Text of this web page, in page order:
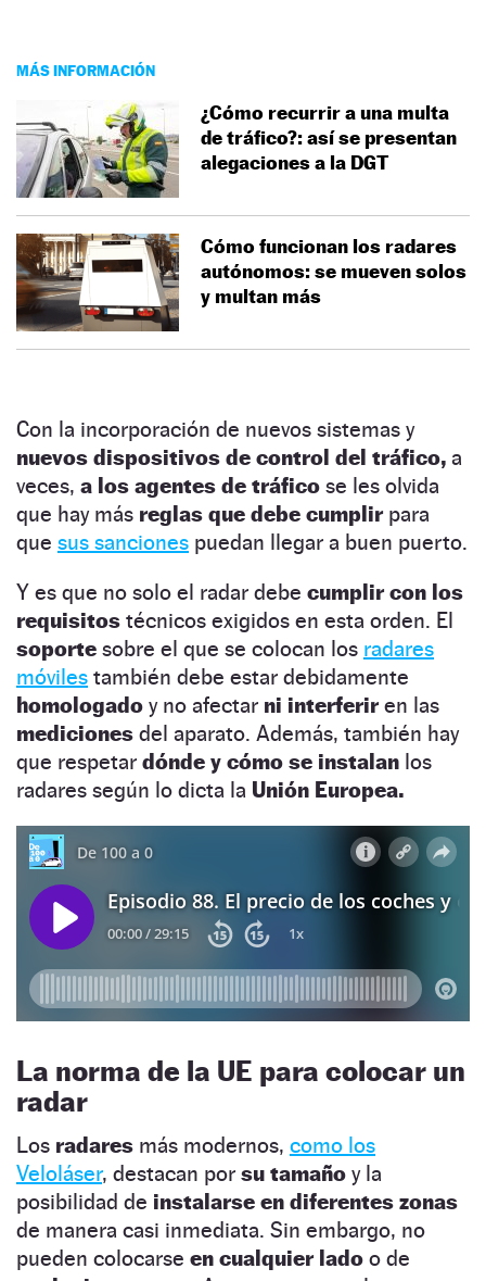
MÁS INFORMACIÓN
¿Cómo recurrir a una multa
de tráfico?: así se presentan
alegaciones a la DGT
Cómo funcionan los radares
autónomos: se mueven solos
y multan más
Con la incorporación de nuevos sistemas y
nuevos dispositivos de control del tráfico, a
veces, a los agentes de tráfico se les olvida
que hay más reglas que debe cumplirpara
que sus sanciones puedan llegar a buen puerto.
Y es que no solo el radar debe cumplir con los
requisitos técnicos exigidos en esta orden. El
soporte sobre el que se colocan los radares
móviles también debe estar debidamente
homologado y no afectar ni interferiren las
mediciones del aparato. Además, también hay
que respetar dónde y cómo se instalan los
radares según lo dicta la Unión Europea.
La norma de la UE para colocar un
radar
Los radares más modernos, como los
Veloláser, destacan por su tamaño y la
posibilidad de instalarse en diferentes zonas
de manera casi inmediata. Sin embargo, no
pueden colocarse en cualquier lado o de